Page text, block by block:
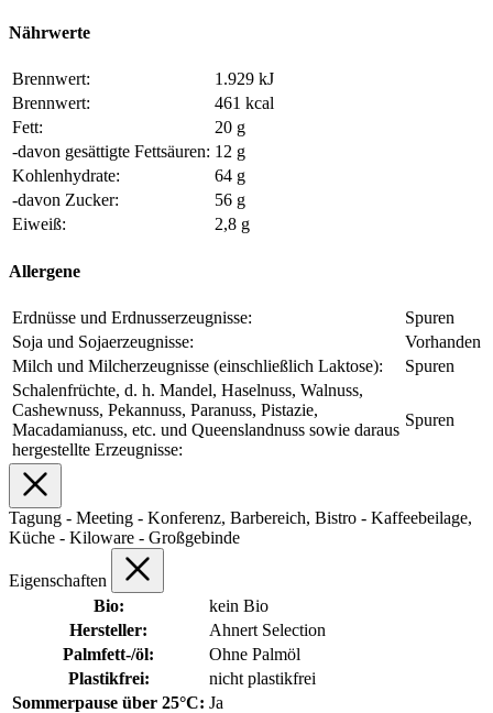
Nährwerte
Brennwert:
1.929 kJ
Brennwert:
461 kcal
Fett:
20 g
-davon gesättigte Fettsäuren: 12 g
Kohlenhydrate:
64 g
-davon Zucker:
56 g
Eiweiß:
2,8 g
Allergene
Erdnüsse und Erdnusserzeugnisse:
Spuren
Soja und Sojaerzeugnisse:
Vorhanden
Milch und Milcherzeugnisse (einschließlich Laktose):
Spuren
Schalenfrüchte, d. h. Mandel, Haselnuss, Walnuss,
Cashewnuss, Pekannuss, Paranuss, Pistazie,
Macadamianuss, etc. und Queenslandnuss sowie daraus
hergestellte Erzeugnisse:
Spuren
Tagung - Meeting - Konferenz, Barbereich, Bistro - Kaffeebeilage,
Küche - Kiloware - Großgebinde
Eigenschaften
Bio:
kein Bio
Hersteller:
Ahnert Selection
Palmfett-/öl:
Ohne Palmöl
Plastikfrei:
nicht plastikfrei
Sommerpause über 25°C: Ja